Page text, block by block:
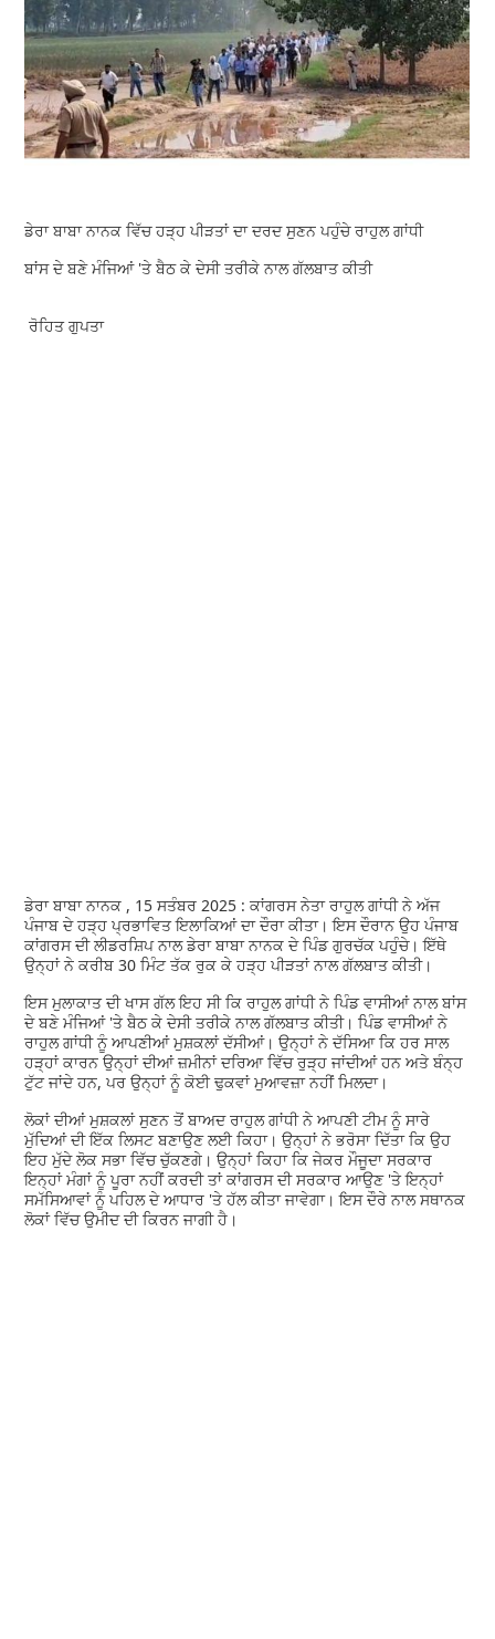
ਡੇਰਾ ਬਾਬਾ ਨਾਨਕ ਵਿੱਚ ਹੜ੍ਹ ਪੀੜਤਾਂ ਦਾ ਦਰਦ ਸੁਣਨ ਪਹੁੰਚੇ ਰਾਹੁਲ ਗਾਂਧੀ
ਬਾਂਸ ਦੇ ਬਣੇ ਮੰਜਿਆਂ 'ਤੇ ਬੈਠ ਕੇ ਦੇਸੀ ਤਰੀਕੇ ਨਾਲ ਗੱਲਬਾਤ ਕੀਤੀ
ਰੋਹਿਤ ਗੁਪਤਾ
ਡੇਰਾ ਬਾਬਾ ਨਾਨਕ , 15 ਸਤੰਬਰ 2025 : ਕਾਂਗਰਸ ਨੇਤਾ ਰਾਹੁਲ ਗਾਂਧੀ ਨੇ ਅੱਜ
ਪੰਜਾਬ ਦੇ ਹੜ੍ਹ ਪ੍ਰਭਾਵਿਤ ਇਲਾਕਿਆਂ ਦਾ ਦੌਰਾ ਕੀਤਾ। ਇਸ ਦੌਰਾਨ ਉਹ ਪੰਜਾਬ
ਕਾਂਗਰਸ ਦੀ ਲੀਡਰਸ਼ਿਪ ਨਾਲ ਡੇਰਾ ਬਾਬਾ ਨਾਨਕ ਦੇ ਪਿੰਡ ਗੁਰਚੱਕ ਪਹੁੰਚੇ। ਇੱਥੇ
ਉਨ੍ਹਾਂ ਨੇ ਕਰੀਬ 30 ਮਿੰਟ ਤੱਕ ਰੁਕ ਕੇ ਹੜ੍ਹ ਪੀੜਤਾਂ ਨਾਲ ਗੱਲਬਾਤ ਕੀਤੀ।
ਇਸ ਮੁਲਾਕਾਤ ਦੀ ਖਾਸ ਗੱਲ ਇਹ ਸੀ ਕਿ ਰਾਹੁਲ ਗਾਂਧੀ ਨੇ ਪਿੰਡ ਵਾਸੀਆਂ ਨਾਲ ਬਾਂਸ
ਦੇ ਬਣੇ ਮੰਜਿਆਂ 'ਤੇ ਬੈਠ ਕੇ ਦੇਸੀ ਤਰੀਕੇ ਨਾਲ ਗੱਲਬਾਤ ਕੀਤੀ। ਪਿੰਡ ਵਾਸੀਆਂ ਨੇ
ਰਾਹੁਲ ਗਾਂਧੀ ਨੂੰ ਆਪਣੀਆਂ ਮੁਸ਼ਕਲਾਂ ਦੱਸੀਆਂ। ਉਨ੍ਹਾਂ ਨੇ ਦੱਸਿਆ ਕਿ ਹਰ ਸਾਲ
ਹੜ੍ਹਾਂ ਕਾਰਨ ਉਨ੍ਹਾਂ ਦੀਆਂ ਜ਼ਮੀਨਾਂ ਦਰਿਆ ਵਿੱਚ ਰੁੜ੍ਹ ਜਾਂਦੀਆਂ ਹਨ ਅਤੇ ਬੰਨ੍ਹ
ਟੁੱਟ ਜਾਂਦੇ ਹਨ, ਪਰ ਉਨ੍ਹਾਂ ਨੂੰ ਕੋਈ ਢੁਕਵਾਂ ਮੁਆਵਜ਼ਾ ਨਹੀਂ ਮਿਲਦਾ।
ਲੋਕਾਂ ਦੀਆਂ ਮੁਸ਼ਕਲਾਂ ਸੁਣਨ ਤੋਂ ਬਾਅਦ ਰਾਹੁਲ ਗਾਂਧੀ ਨੇ ਆਪਣੀ ਟੀਮ ਨੂੰ ਸਾਰੇ
ਮੁੱਦਿਆਂ ਦੀ ਇੱਕ ਲਿਸਟ ਬਣਾਉਣ ਲਈ ਕਿਹਾ। ਉਨ੍ਹਾਂ ਨੇ ਭਰੋਸਾ ਦਿੱਤਾ ਕਿ ਉਹ
ਇਹ ਮੁੱਦੇ ਲੋਕ ਸਭਾ ਵਿੱਚ ਚੁੱਕਣਗੇ। ਉਨ੍ਹਾਂ ਕਿਹਾ ਕਿ ਜੇਕਰ ਮੌਜੂਦਾ ਸਰਕਾਰ
ਇਨ੍ਹਾਂ ਮੰਗਾਂ ਨੂੰ ਪੂਰਾ ਨਹੀਂ ਕਰਦੀ ਤਾਂ ਕਾਂਗਰਸ ਦੀ ਸਰਕਾਰ ਆਉਣ 'ਤੇ ਇਨ੍ਹਾਂ
ਸਮੱਸਿਆਵਾਂ ਨੂੰ ਪਹਿਲ ਦੇ ਆਧਾਰ 'ਤੇ ਹੱਲ ਕੀਤਾ ਜਾਵੇਗਾ। ਇਸ ਦੌਰੇ ਨਾਲ ਸਥਾਨਕ
ਲੋਕਾਂ ਵਿੱਚ ਉਮੀਦ ਦੀ ਕਿਰਨ ਜਾਗੀ ਹੈ।